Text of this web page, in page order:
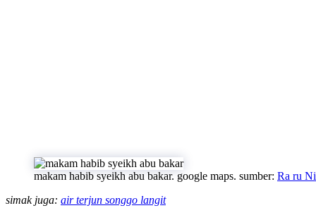
makam habib syeikh abu bakar. google maps. sumber: Ra ru
simak juga: air terjun songgo langit